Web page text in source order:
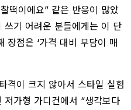
떡이에요” 같은 반응이 많았
쓰기 어려운 분들에게는 이 단
장점은 ‘가격 대비 부담이 매
격이 크지 않아서 스타일 실험
가형 가디건에서 “생각보다